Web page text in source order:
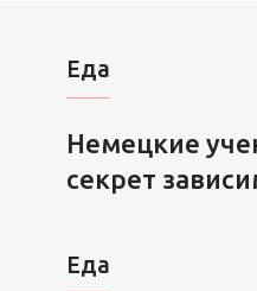
Еда
Немецкие
секрет
Еда